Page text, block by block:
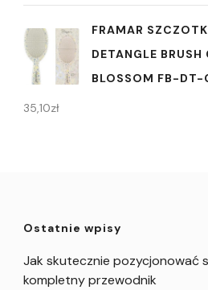
FRAMAR
DETANGLE BRUSH
BLOSSOM FB-DT-
35,10zł
Ostatnie wpisy
Jak skutecznie pozycjonować
kompletny przewodnik